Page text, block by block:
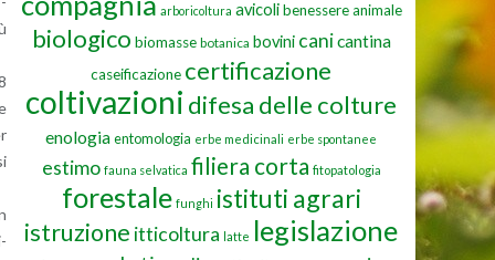
arboricoltura avicoli benessere animale
biologico biomasse botanica bovini canicantina
caseificazione certificazione
coltivazioni difesa delle colture
enologiaentomologia erbe medicinali erbe spontanee
estimo fauna selvatica filiera corta fitopatologia
forestale funghi istituti agrari
istruzione itticoltura latte legislazione